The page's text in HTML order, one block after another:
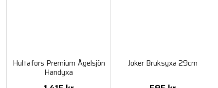
Hultafors Premium Ågelsjön
Handyxa
Joker Bruksyxa 29cm